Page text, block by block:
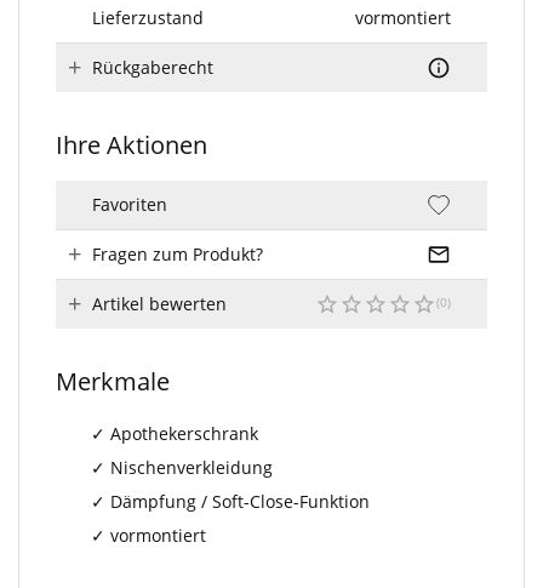
Lieferzustand vormontiert
Rückgaberecht
Ihre Aktionen
Favoriten
Fragen zum Produkt?
Artikel bewerten
Merkmale
Apothekerschrank
Nischenverkleidung
Dämpfung / Soft-Close-Funktion
vormontiert